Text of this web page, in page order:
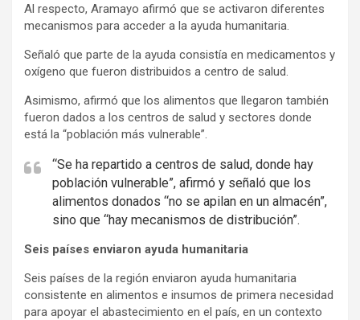
e
r
t
i
s
e
m
e
n
Al respecto, Aramayo afirmó que se activaron diferentes
mecanismos para acceder a la ayuda humanitaria.
Señaló que parte de la ayuda consistía en medicamentos y
oxígeno que fueron distribuidos a centro de salud.
Asimismo, afirmó que los alimentos que llegaron también
fueron dados a los centros de salud y sectores donde
está la “población más vulnerable”.
“Se ha repartido a centros de salud, donde hay
población vulnerable”, afirmó y señaló que los
alimentos donados “no se apilan en un almacén”,
sino que “hay mecanismos de distribución”.
Seis países enviaron ayuda humanitaria
Seis países de la región enviaron ayuda humanitaria
consistente en alimentos e insumos de primera necesidad
para apoyar el abastecimiento en el país, en un contexto